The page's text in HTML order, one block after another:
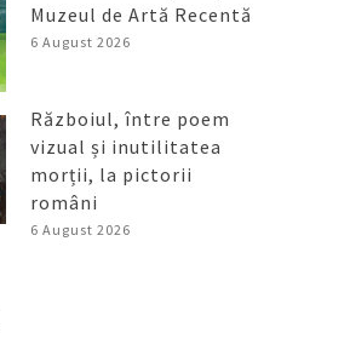
Muzeul de Artă Recentă
6 August 2026
Războiul, între poem
vizual și inutilitatea
morții, la pictorii
români
6 August 2026